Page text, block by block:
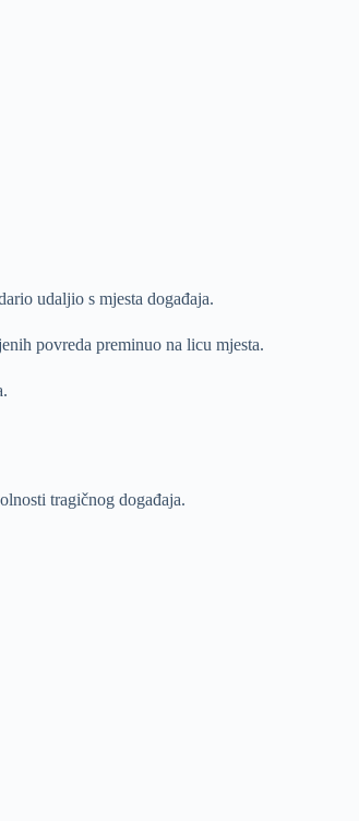
udaljio s mjesta događaja.
povreda preminuo na licu mjesta.
tragičnog događaja.